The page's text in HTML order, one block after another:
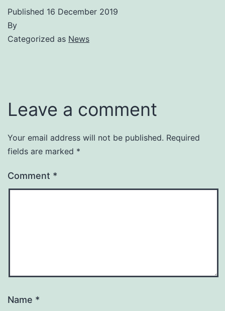
Published 16 December 2019
By
Categorized as News
Leave a comment
Your email address will not be published. Required
fields are marked *
Comment *
Name *